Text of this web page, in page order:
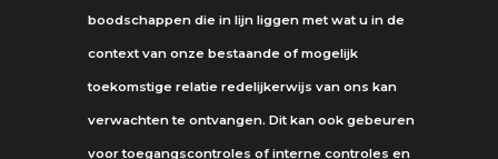
boodschappen die in lijn liggen met wat u in de
context van onze bestaande of mogelijk
toekomstige relatie redelijkerwijs van ons kan
verwachten te ontvangen. Dit kan ook gebeuren
voor toegangscontroles of interne controles en